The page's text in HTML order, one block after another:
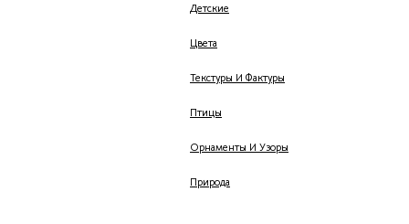
Детские
Цвета
Текстуры И Фактуры
Птицы
Орнаменты И Узоры
Природа